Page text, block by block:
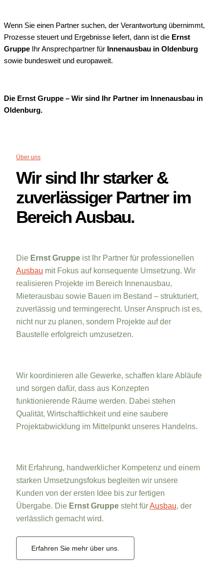
Wenn Sie einen Partner suchen, der Verantwortung übernimmt,
Prozesse steuert und Ergebnisse liefert, dann ist die Ernst
Gruppe Ihr Ansprechpartner für Innenausbau in Oldenburg
sowie bundesweit und europaweit.
Die Ernst Gruppe – Wir sind Ihr Partner im Innenausbau in
Oldenburg.
Über uns
Wir sind Ihr starker &
zuverlässiger Partner im
Bereich Ausbau.
Die Ernst Gruppe ist Ihr Partner für professionellen
Ausbau mit Fokus auf konsequente Umsetzung. Wir
realisieren Projekte im Bereich Innenausbau,
Mieterausbau sowie Bauen im Bestand – strukturiert,
zuverlässig und termingerecht. Unser Anspruch ist es,
nicht nur zu planen, sondern Projekte auf der
Baustelle erfolgreich umzusetzen.
Wir koordinieren alle Gewerke, schaffen klare Abläufe
und sorgen dafür, dass aus Konzepten
funktionierende Räume werden. Dabei stehen
Qualität, Wirtschaftlichkeit und eine saubere
Projektabwicklung im Mittelpunkt unseres Handelns.
Mit Erfahrung, handwerklicher Kompetenz und einem
starken Umsetzungsfokus begleiten wir unsere
Kunden von der ersten Idee bis zur fertigen
Übergabe. Die Ernst Gruppe steht fürAusbau, der
verlässlich gemacht wird.
Erfahren Sie mehr über uns.